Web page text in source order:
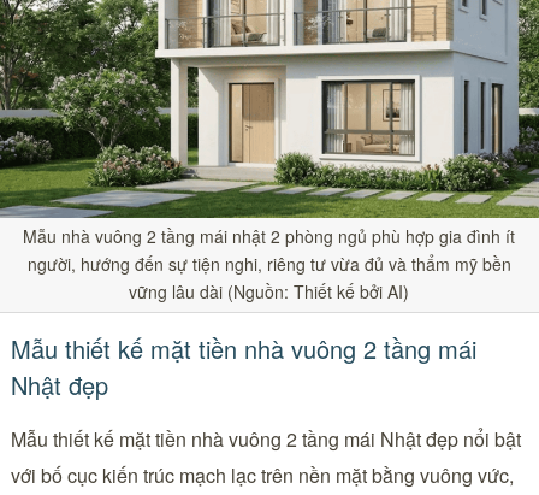
Mẫu nhà vuông 2 tầng mái nhật 2 phòng ngủ phù hợp gia đình ít
người, hướng đến sự tiện nghi, riêng tư vừa đủ và thẩm mỹ bền
vững lâu dài (Nguồn: Thiết kế bởi AI)
Mẫu thiết kế mặt tiền nhà vuông 2 tầng mái
Nhật đẹp
Mẫu thiết kế mặt tiền nhà vuông 2 tầng mái Nhật đẹp nổi bật
với bố cục kiến trúc mạch lạc trên nền mặt bằng vuông vức,